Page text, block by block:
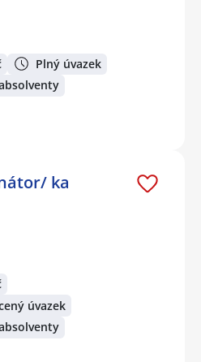
Plný úvazek
ka
úvazek